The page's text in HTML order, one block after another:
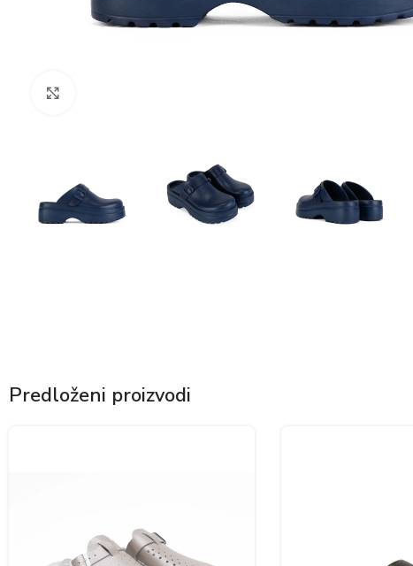
Predloženi proizvodi